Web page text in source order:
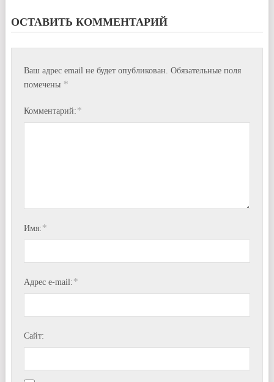
ОСТАВИТЬ КОММЕНТАРИЙ
Ваш адрес email не будет опубликован. Обязательные поля
помечены *
Комментарий: *
Имя: *
Адрес e-mail: *
Сайт: